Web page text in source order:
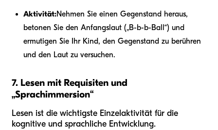
Aktivität:Nehmen Sie einen Gegenstand heraus,
betonen Sie den Anfangslaut („B-b-b-Ball“) und
ermutigen Sie Ihr Kind, den Gegenstand zu berühren
und den Laut zu versuchen.
7. Lesen mit Requisiten und
„Sprachimmersion“
Lesen ist die wichtigste Einzelaktivität für die
kognitive und sprachliche Entwicklung.